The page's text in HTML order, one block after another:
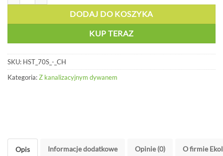
DODAJ DO KOSZYKA
KUP TERAZ
SKU: HST_70S_-_CH
Kategoria:Z kanalizacyjnym dywanem
Opis Informacje dodatkowe Opinie (0) O firmie